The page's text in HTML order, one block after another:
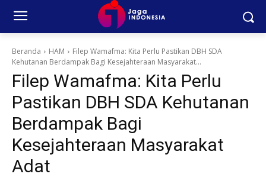
Beranda HAM
Filep Wamafma: Kita Perlu Pastikan DBH SDA
Kehutanan Berdampak Bagi Kesejahteraan Masyarakat...
Filep Wamafma: Kita Perlu
Pastikan DBH SDA Kehutanan
Berdampak Bagi
Kesejahteraan Masyarakat
Adat